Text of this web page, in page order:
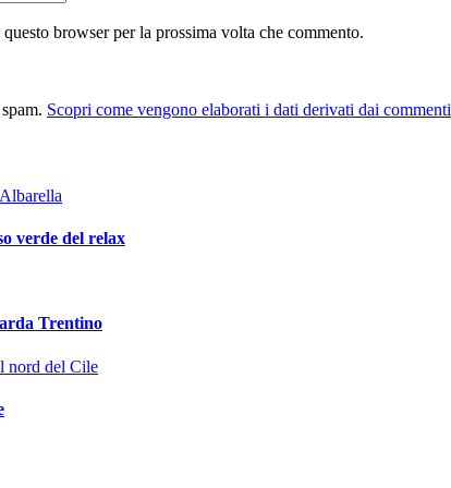
browser per la prossima volta che commento.
Scopri come vengono elaborati i dati derivati dai commenti
verde del relax
Trentino